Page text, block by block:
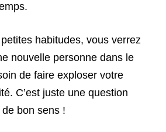
habitudes, vous verrez
nouvelle personne dans le
de faire exploser votre
C’est juste une question
de bon sens !